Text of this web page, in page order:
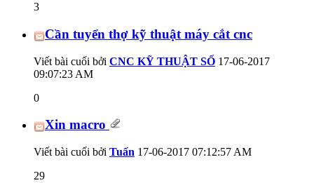
3
Cần tuyển thợ kỹ thuật máy cắt cnc
Viết bài cuối bởi CNC KỸ THUẬT SỐ 17-06-2017
09:07:23 AM
0
Xin macro
Viết bài cuối bởi Tuấn 17-06-2017 07:12:57 AM
29